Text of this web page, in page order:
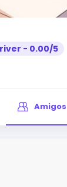
- 0.00/5
Amigos